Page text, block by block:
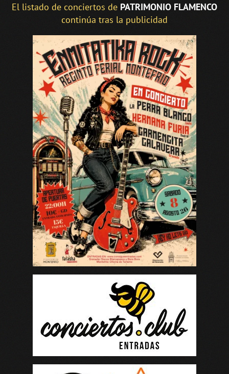
El listado de conciertos de PATRIMONIO FLAMENCO
continúa tras la publicidad